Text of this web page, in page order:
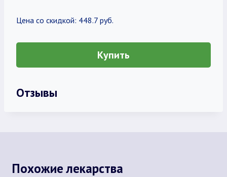
Цена со скидкой: 448.7 руб.
Купить
Отзывы
Похожие лекарства